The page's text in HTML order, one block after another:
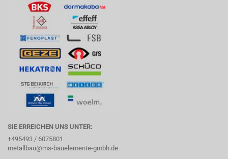
SIE ERREICHEN UNS UNTER:
+495493 / 6075801
metallbau@ms-bauelemente-gmbh.de